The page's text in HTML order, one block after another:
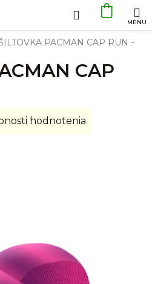
Hľadať
KOŠÍK
PACMAN CAP RUN -
CAP
hodnotenia